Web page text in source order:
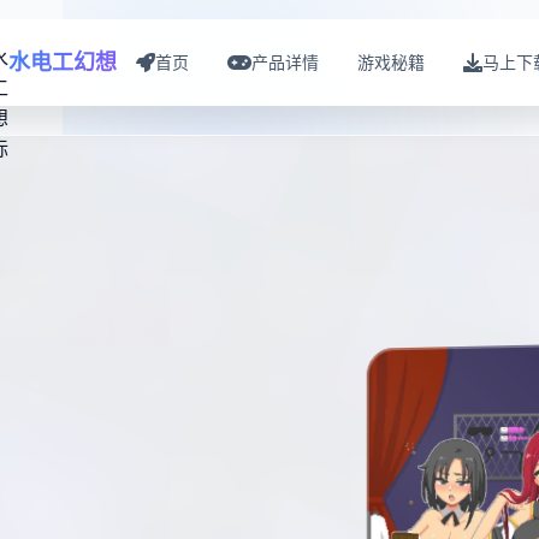
水电工幻想 首页 产品详情 游戏秘籍 马上下